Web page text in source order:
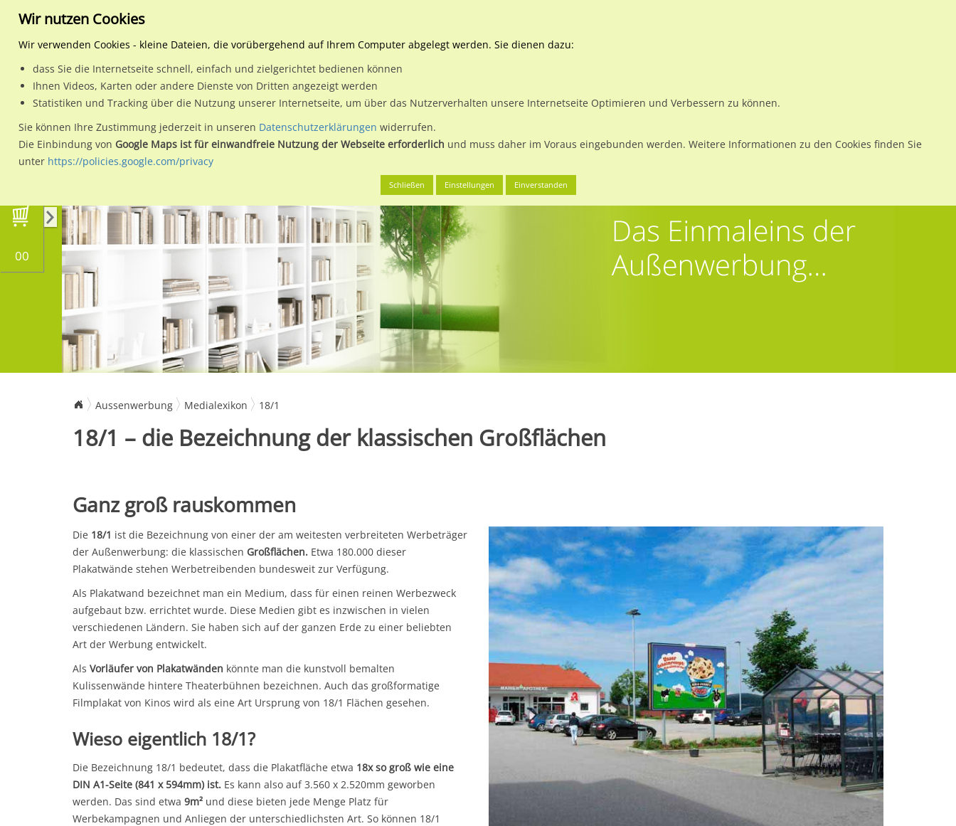
Planen & Buchen Plakatwerbung
Wähle den Werbestandort:
00
Aussenwerbung Medialexikon 18/1
18/1 – die Bezeichnung der klassischen Großflächen
Ganz groß rauskommen
Die 18/1 ist die Bezeichnung von einer der am weitesten verbreiteten Werbeträger
der Außenwerbung: die klassischen Großflächen. Etwa 180.000 dieser
Plakatwände stehen Werbetreibenden bundesweit zur Verfügung.
Als Plakatwand bezeichnet man ein Medium, dass für einen reinen Werbezweck
aufgebaut bzw. errichtet wurde. Diese Medien gibt es inzwischen in vielen
verschiedenen Ländern. Sie haben sich auf der ganzen Erde zu einer beliebten
Art der Werbung entwickelt.
Als Vorläufer von Plakatwänden könnte man die kunstvoll bemalten
Kulissenwände hintere Theaterbühnen bezeichnen. Auch das großformatige
Filmplakat von Kinos wird als eine Art Ursprung von 18/1 Flächen gesehen.
Wieso eigentlich 18/1?
Die Bezeichnung 18/1 bedeutet, dass die Plakatfläche etwa 18x so groß wie eine
DIN A1-Seite (841 x 594mm) ist. Es kann also auf 3.560 x 2.520mm geworben
werden. Das sind etwa 9m² und diese bieten jede Menge Platz für
Werbekampagnen und Anliegen der unterschiedlichsten Art. So können 18/1
Wir nutzen Cookies
Wir verwenden Cookies - kleine Dateien, die vorübergehend auf Ihrem Computer abgelegt werden. Sie dienen dazu:
dass Sie die Internetseite schnell, einfach und zielgerichtet bedienen können
Ihnen Videos, Karten oder andere Dienste von Dritten angezeigt werden
Statistiken und Tracking über die Nutzung unserer Internetseite, um über das Nutzerverhalten unsere Internetseite Optimieren und Verbessern zu können.
Sie können Ihre Zustimmung jederzeit in unseren Datenschutzerklärungen widerrufen.
Die Einbindung von Google Maps ist für einwandfreie Nutzung der Webseite erforderlich und muss daher im Voraus eingebunden werden. Weitere Informationen zu den Cookies finden Sie
unter https://policies.google.com/privacy
Schließen Einstellungen Einverstanden